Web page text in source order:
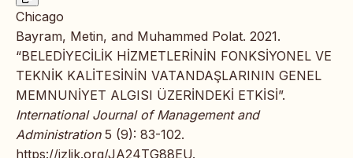
Chicago
Bayram, Metin, and Muhammed Polat. 2021.
“BELEDİYECİLİK HİZMETLERİNİN FONKSİYONEL VE
TEKNİK KALİTESİNİN VATANDAŞLARININ GENEL
MEMNUNİYET ALGISI ÜZERİNDEKİ ETKİSİ”.
International Journal of Management and
Administration5 (9): 83-102.
https://izlik.org/JA24TG88EU.